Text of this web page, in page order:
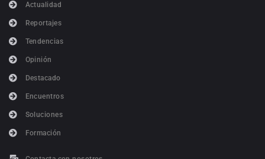
Actualidad
Reportajes
Tendencias
Opinión
Destacado
Encuentros
Soluciones
Formación